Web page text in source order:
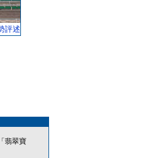
評述
翡翠寶